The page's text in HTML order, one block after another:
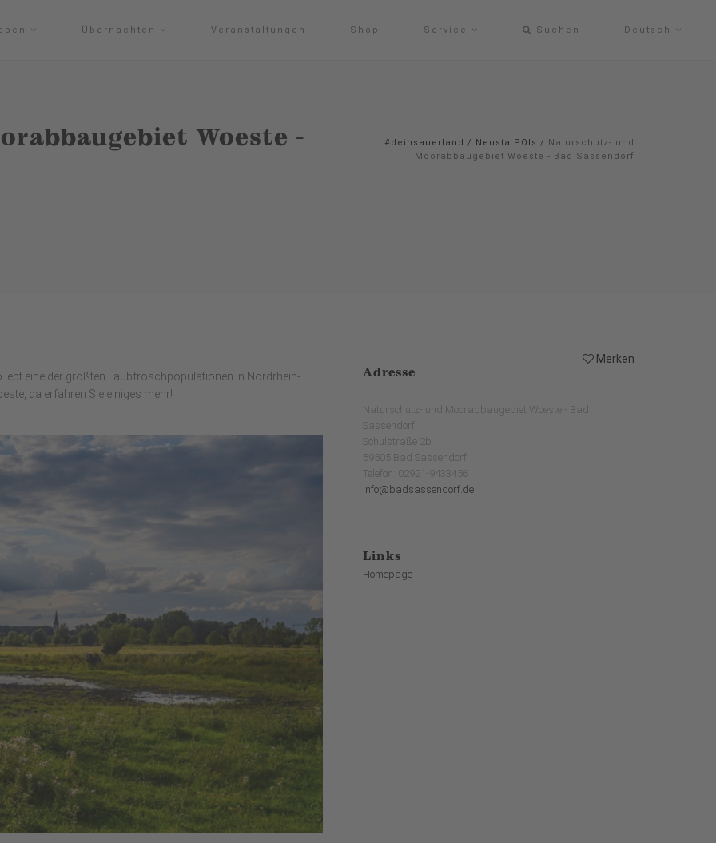
Übernachten Veranstaltungen Shop Service Suchen Deutsch
Woeste - #deinsauerland / Neusta POIs / Naturschutz- und
Moorabbaugebiet Woeste - Bad Sassendorf
Merken
eine der größten Laubfroschpopulationen in Nordrhein-
da erfahren Sie einiges mehr!
Adresse
Naturschutz- und Moorabbaugebiet Woeste - Bad
Sassendorf
Schulstraße 2b
59505 Bad Sassendorf
Telefon: 02921-9433456
info@badsassendorf.de
Links
Homepage